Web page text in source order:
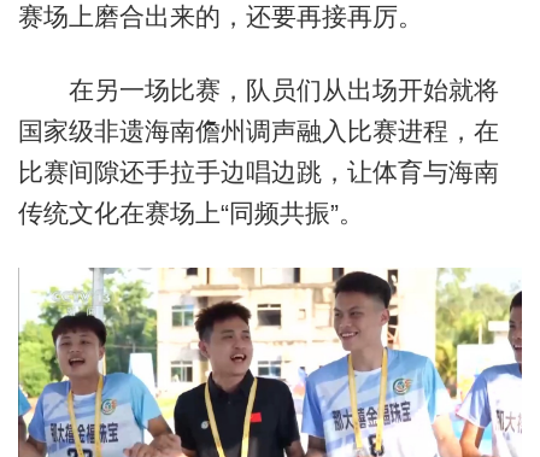
赛场上磨合出来的，还要再接再厉。
在另一场比赛，队员们从出场开始就将
国家级非遗海南儋州调声融入比赛进程，在
比赛间隙还手拉手边唱边跳，让体育与海南
传统文化在赛场上“同频共振”。